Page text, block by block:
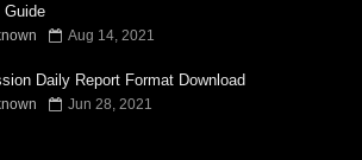
Guide
Aug 14, 2021
Daily Report Format Download
Jun 28, 2021